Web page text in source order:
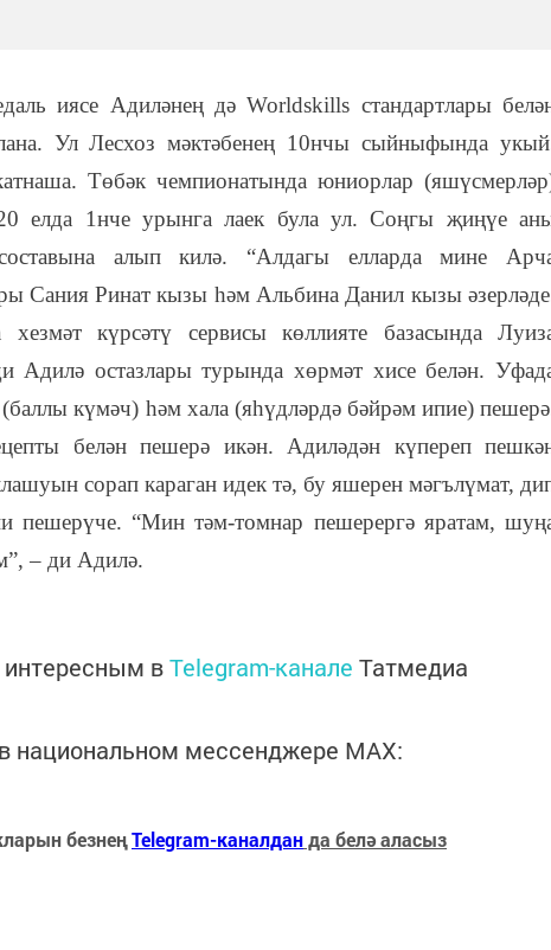
иясе Адиләнең дә Worldskills стандартлары
Ул Лесхоз мәктәбенең 10нчы сыйныфында
Төбәк чемпионатында юниорлар
елда 1нче урынга лаек була ул. Соңгы җиңүе
алып килә. “Алдагы елларда мине
Сания Ринат кызы һәм Альбина Данил кызы
күрсәтү сервисы көллияте базасында
Адилә остазлары турында хөрмәт хисе белән.
күмәч) һәм хала (яһүдләрдә бәйрәм ипие)
белән пешерә икән. Адиләдән күпереп
сорап караган идек тә, бу яшерен мәгълүмат,
пешерүче. “Мин тәм-томнар пешерергә яратам,
– ди Адилә.
вTelegram-канале Татмедиа
национальном мессенджере MАХ:
безнеңTelegram-каналданда белә аласыз